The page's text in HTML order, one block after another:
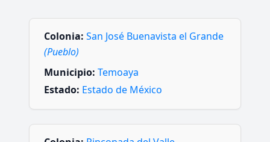
Colonia: San José Buenavista el Grande
(Pueblo)
Municipio: Temoaya
Estado: Estado de México